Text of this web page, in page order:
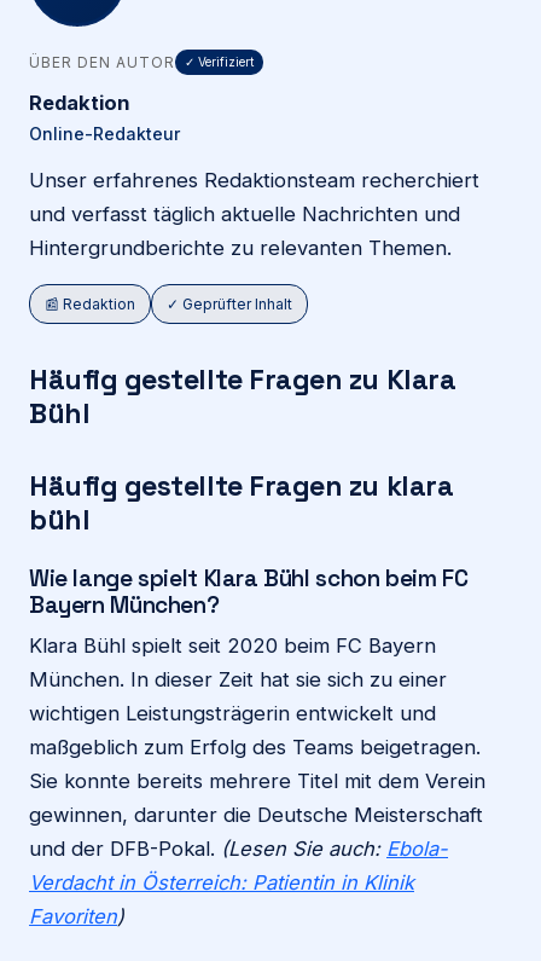
ÜBER DEN AUTOR ✓ Verifiziert
Redaktion
Online-Redakteur
Unser erfahrenes Redaktionsteam recherchiert
und verfasst täglich aktuelle Nachrichten und
Hintergrundberichte zu relevanten Themen.
📰 Redaktion ✓ Geprüfter Inhalt
Häufig gestellte Fragen zu Klara
Bühl
Häufig gestellte Fragen zu klara
bühl
Wie lange spielt Klara Bühl schon beim FC
Bayern München?
Klara Bühl spielt seit 2020 beim FC Bayern
München. In dieser Zeit hat sie sich zu einer
wichtigen Leistungsträgerin entwickelt und
maßgeblich zum Erfolg des Teams beigetragen.
Sie konnte bereits mehrere Titel mit dem Verein
gewinnen, darunter die Deutsche Meisterschaft
und der DFB-Pokal. (Lesen Sie auch: Ebola-
Verdacht in Österreich: Patientin in Klinik
Favoriten)